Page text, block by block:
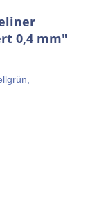
0,4 mm"